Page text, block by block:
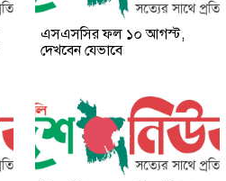
এসএসসির ফল ১০ আগস্ট,
দেখবেন যেভাবে